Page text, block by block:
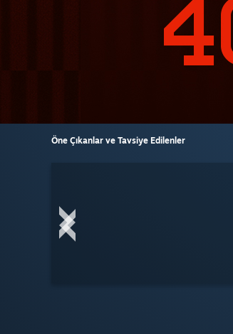
Öne Çıkanlar ve Tavsiye Edilenler